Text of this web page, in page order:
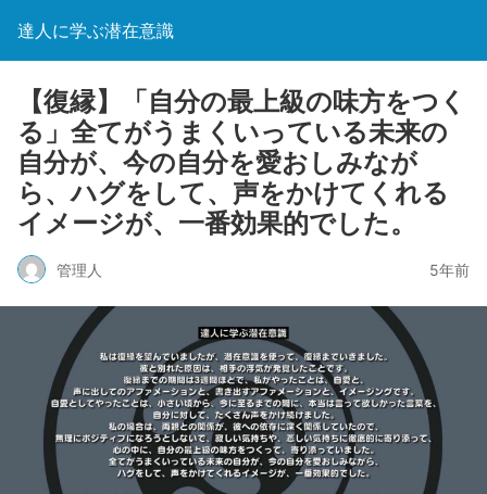
達人に学ぶ潜在意識
【復縁】「自分の最上級の味方をつく
る」全てがうまくいっている未来の
自分が、今の自分を愛おしみなが
ら、ハグをして、声をかけてくれる
イメージが、一番効果的でした。
管理人 5年前